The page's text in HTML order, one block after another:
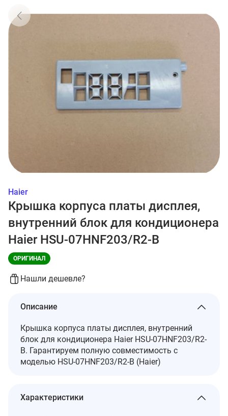
Haier
Крышка корпуса платы дисплея,
внутренний блок для кондиционера
Haier HSU-07HNF203/R2-B
ОРИГИНАЛ
Нашли дешевле?
Описание
Крышка корпуса платы дисплея, внутренний
блок для кондиционера Haier HSU-07HNF203/R2-
B. Гарантируем полную совместимость с
моделью HSU-07HNF203/R2-B (Haier)
Характеристики